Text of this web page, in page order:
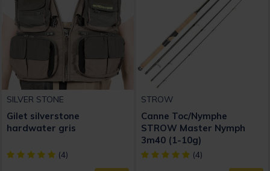
SILVER STONE
Gilet silverstone
hardwater gris
[object Object] out of 5 Customer Rating
(4)
STROW
Canne Toc/Nymphe
STROW Master Nymph
3m40 (1-10g)
[object Object] out of 5
(4)